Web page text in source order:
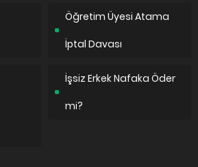
Öğretim Üyesi Atama
İptal Davası
İşsiz Erkek Nafaka Öder
mi?